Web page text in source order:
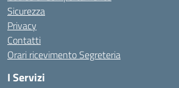
Sicurezza
Privacy
Contatti
Orari ricevimento Segreteria
I Servizi